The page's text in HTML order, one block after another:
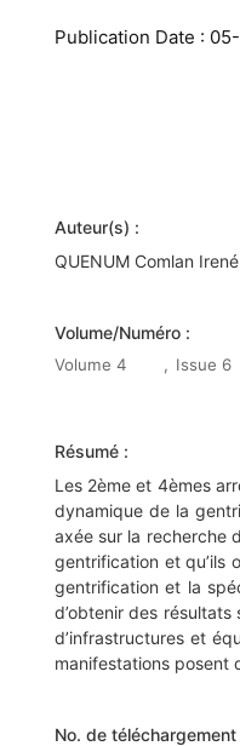
Publication Date :
Auteur(s) :
QUENUM Comlan
Volume/Numéro :
Volume 4 , Issue 6
Résumé :
Les 2ème et 4èmes
dynamique de la
axée sur la recherche
gentrification et qu’ils
gentrification et la
d’obtenir des
d’infrastructures et
manifestations posent
No. de téléchargement